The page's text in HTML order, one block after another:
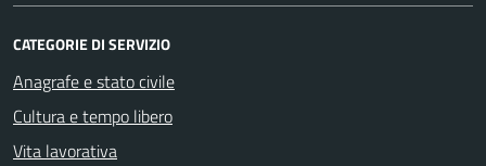
CATEGORIE DI SERVIZIO
Anagrafe e stato civile
Cultura e tempo libero
Vita lavorativa